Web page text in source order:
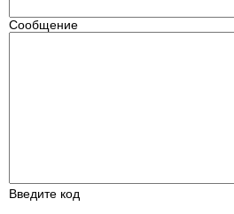
Сообщение
Введите код